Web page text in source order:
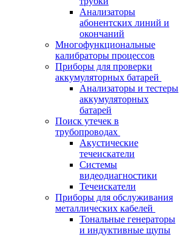
Анализаторы
абонентских линий и
окончаний
Многофункциональные
калибраторы процессов
Приборы для проверки
аккумуляторных батарей
Анализаторы и тестеры
аккумуляторных
батарей
Поиск утечек в
трубопроводах
Акустические
течеискатели
Системы
видеодиагностики
Течеискатели
Приборы для обслуживания
металлических кабелей
Тональные генераторы
и индуктивные щупы